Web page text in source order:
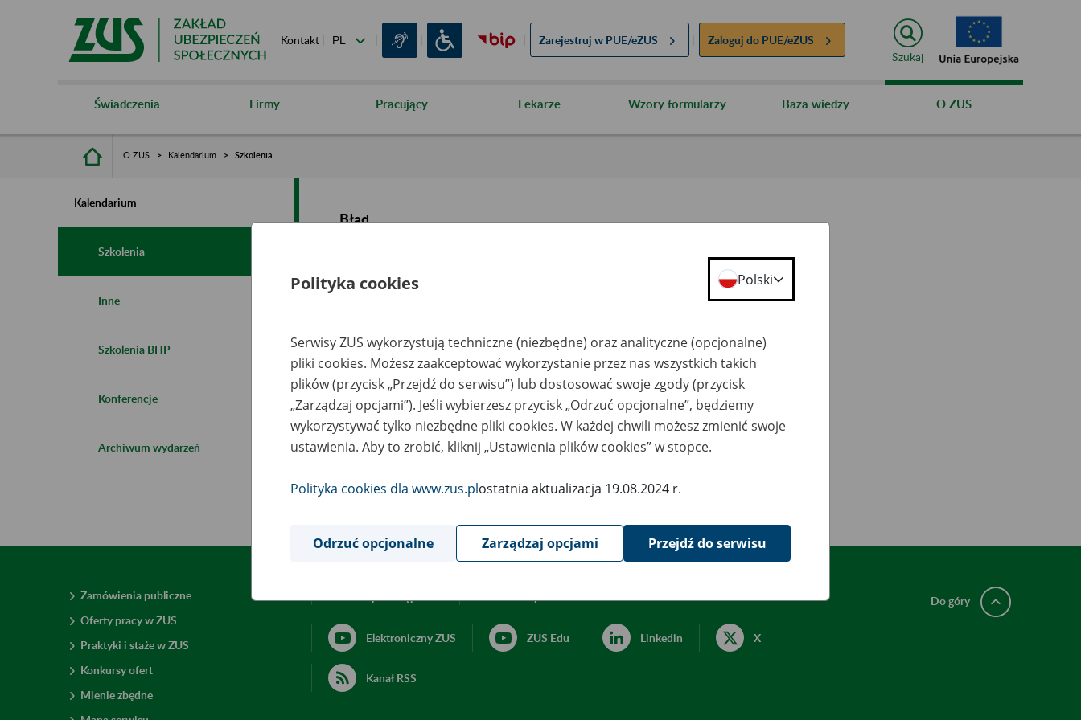
Kontakt Zarejestruj w PUE/eZUS Zaloguj do PUE/eZUS
Szukaj
Świadczenia Firmy Pracujący Lekarze Wzory formularzy Baza wiedzy O ZUS
O ZUS Kalendarium Szkolenia
Kalendarium
Szkolenia
Inne
Szkolenia BHP
Konferencje
Archiwum wydarzeń
Błąd
Zamówienia publiczne
Oferty pracy w ZUS
Praktyki i staże w ZUS
Konkursy ofert
Mienie zbędne
Elektroniczny ZUS ZUS Edu Linkedin X
Kanał RSS
Do góry
Polityka cookies Polski
Serwisy ZUS wykorzystują techniczne (niezbędne) oraz analityczne (opcjonalne)
pliki cookies. Możesz zaakceptować wykorzystanie przez nas wszystkich takich
plików (przycisk „Przejdź do serwisu”) lub dostosować swoje zgody (przycisk
„Zarządzaj opcjami”). Jeśli wybierzesz przycisk „Odrzuć opcjonalne”, będziemy
wykorzystywać tylko niezbędne pliki cookies. W każdej chwili możesz zmienić swoje
ustawienia. Aby to zrobić, kliknij „Ustawienia plików cookies” w stopce.
Polityka cookies dla www.zus.plostatnia aktualizacja 19.08.2024 r.
Odrzuć opcjonalne Zarządzaj opcjami Przejdź do serwisu